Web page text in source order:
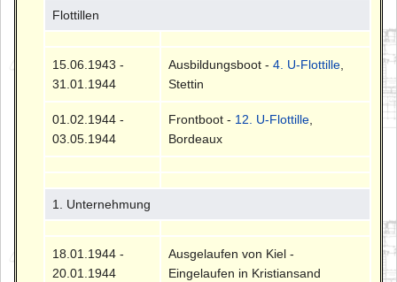
Flottillen
15.06.1943 -
31.01.1944
Ausbildungsboot -4. U-Flottille
Stettin
01.02.1944 -
03.05.1944
Frontboot - 12. U-Flottille
Bordeaux
1. Unternehmung
18.01.1944 -
20.01.1944
Ausgelaufen von Kiel -
Eingelaufen in Kristiansand